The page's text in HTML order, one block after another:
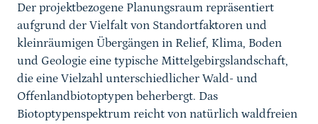
Der projektbezogene Planungsraum repräsentiert
aufgrund der Vielfalt von Standortfaktoren und
kleinräumigen Übergängen in Relief, Klima, Boden
und Geologie eine typische Mittelgebirgslandschaft,
die eine Vielzahl unterschiedlicher Wald- und
Offenlandbiotoptypen beherbergt. Das
Biotoptypenspektrum reicht von natürlich waldfreien